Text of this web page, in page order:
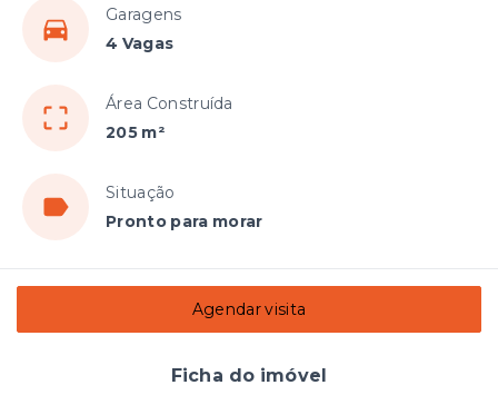
Garagens
4 Vagas
Área Construída
205 m²
Situação
Pronto para morar
Agendar visita
Ficha do imóvel